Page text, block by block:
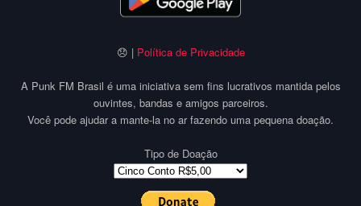
😞 | Política de Privacidade
A Punk FM Brasil é uma iniciativa sem fins lucrativos mantida pelos
ouvintes, bandas e amigos parceiros.
Você pode ajudar a mante-la no ar fazendo uma pequena doação.
Tipo de Doação